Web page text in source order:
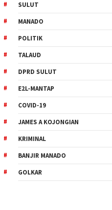
SULUT
MANADO
POLITIK
TALAUD
DPRD SULUT
E2L-MANTAP
COVID-19
JAMES A KOJONGIAN
KRIMINAL
BANJIR MANADO
GOLKAR